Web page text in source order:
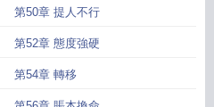
第50章 提人不行
第52章 態度強硬
第54章 轉移